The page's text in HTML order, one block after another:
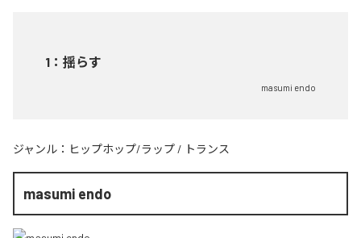
1 ： 揺らす
masumi endo
ジャンル： ヒップホップ/ラップ / トランス
masumi endo